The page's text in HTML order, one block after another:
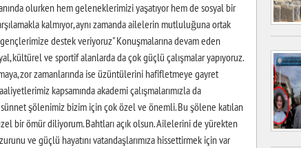
olurken hem geleneklerimizi yaşatıyor hem de sosyal bir
kalmıyor, aynı zamanda ailelerin mutluluğuna ortak
destek veriyoruz" Konuşmalarına devam eden
kültürel ve sportif alanlarda da çok güçlü çalışmalar yapıyoruz.
zor zamanlarında ise üzüntülerini hafifletmeye gayret
kapsamında akademi çalışmalarımızla da
şölenimiz bizim için çok özel ve önemli. Bu şölene katılan
bir ömür diliyorum. Bahtları açık olsun. Ailelerini de yürekten
ve güçlü hayatını vatandaşlarımıza hissettirmek için var